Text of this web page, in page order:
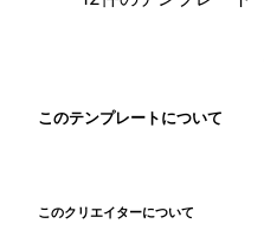
このテンプレートについて
このクリエイターについて